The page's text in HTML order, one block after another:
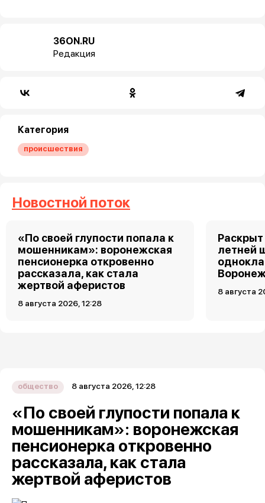
36ON.RU
Редакция
Категория
происшествия
Новостной поток
«По своей глупости попала к
мошенникам»: воронежская
пенсионерка откровенно
рассказала, как стала
жертвой аферистов
8 августа 2026, 12:28
летней
8 августа
общество 8 августа 2026, 12:28
«По своей глупости попала к
мошенникам»: воронежская
пенсионерка откровенно
рассказала, как стала
жертвой аферистов